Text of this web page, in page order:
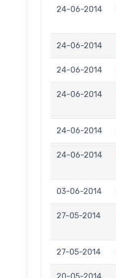
24-06-2014
24-06-2014
24-06-2014
24-06-2014
24-06-2014
24-06-2014
03-06-2014
27-05-2014
27-05-2014